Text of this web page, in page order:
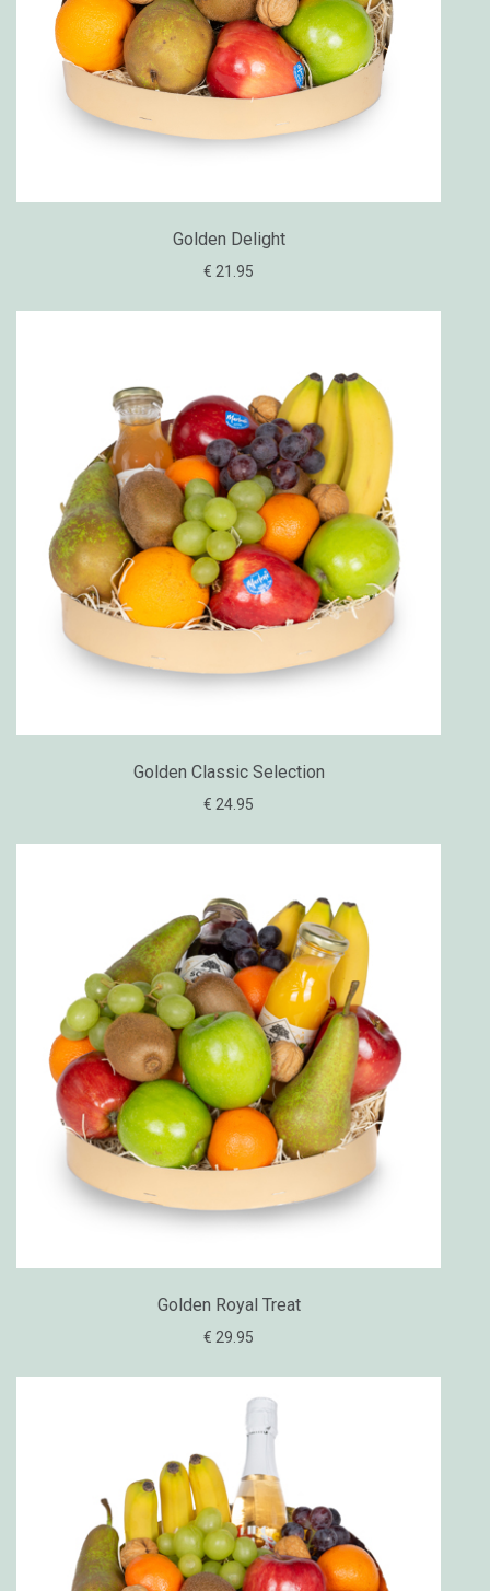
Golden Delight
€ 21.95
Golden Classic Selection
€ 24.95
Golden Royal Treat
€ 29.95